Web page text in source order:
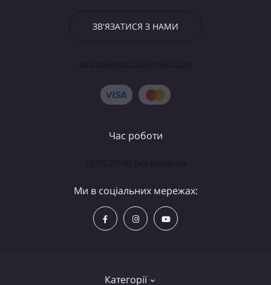
ЗВ'ЯЗАТИСЯ З НАМИ
Категорії
Час роботи
Ми в соціальних мережах: